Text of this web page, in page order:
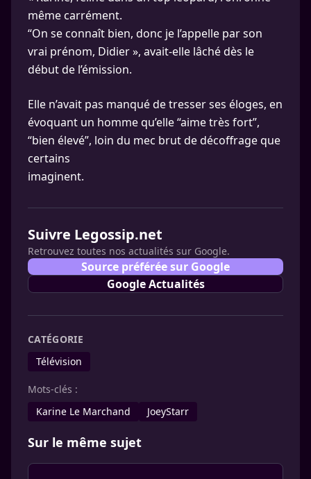
même carrément.
“On se connaît bien, donc je l’appelle par son
vrai prénom, Didier », avait-elle lâché dès le
début de l’émission.
Elle n’avait pas manqué de tresser ses éloges, en
évoquant un homme qu’elle “aime très fort”,
“bien élevé”, loin du mec brut de décoffrage que
certains
imaginent.
Suivre Legossip.net
Retrouvez toutes nos actualités sur Google.
Source préférée sur Google
Google Actualités
CATÉGORIE
Télévision
Mots-clés :
Karine Le Marchand
JoeyStarr
Sur le même sujet